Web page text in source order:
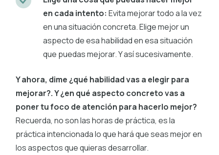
en cada intento: Evita mejorar todo a la vez
en una situación concreta. Elige mejor un
aspecto de esa habilidad en esa situación
que puedas mejorar. Y así sucesivamente.
Y ahora, dime ¿qué habilidad vas a elegir para
mejorar?. Y ¿en qué aspecto concreto vas a
poner tu foco de atención para hacerlo mejor?
Recuerda, no son las horas de práctica, es la
práctica intencionada lo que hará que seas mejor en
los aspectos que quieras desarrollar.